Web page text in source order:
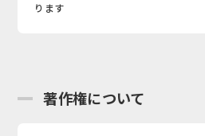
ります
著作権について